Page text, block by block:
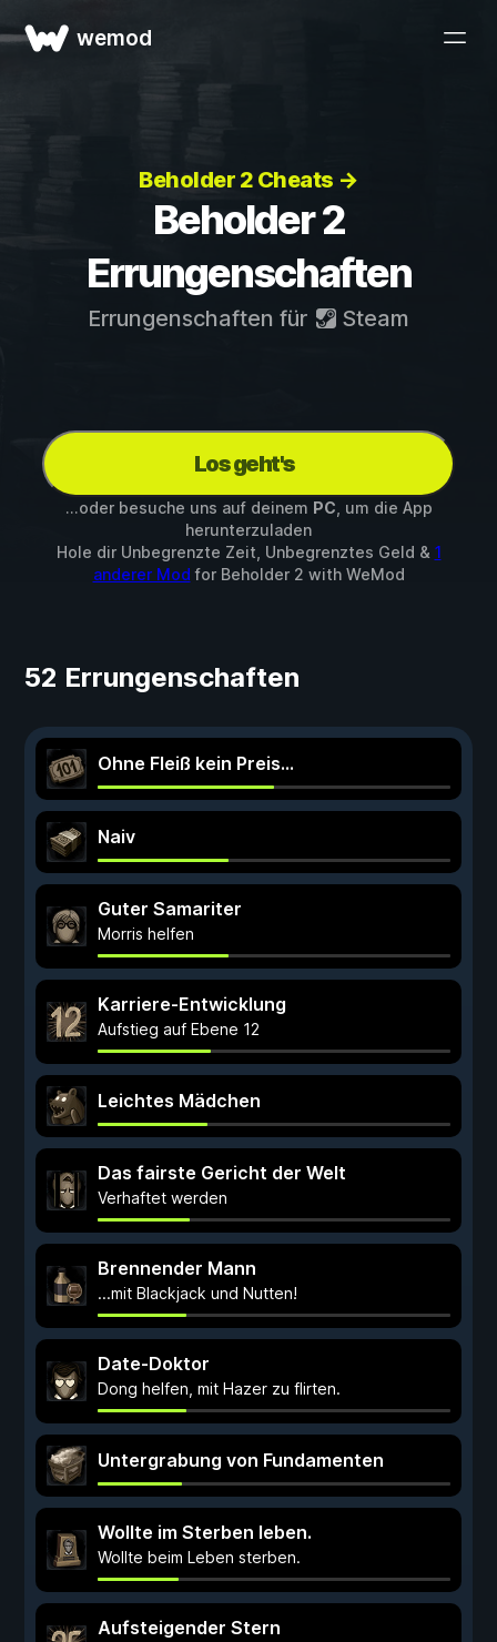
wemod
Beholder 2 Cheats →
Beholder 2
Errungenschaften
Errungenschaften für Steam
Los geht's
...oder besuche uns auf deinem PC , um die App
herunterzuladen
Hole dir Unbegrenzte Zeit, Unbegrenztes Geld & 1
anderer Mod for Beholder 2 with WeMod
52 Errungenschaften
Ohne Fleiß kein Preis...
Naiv
Guter Samariter
Morris helfen
Karriere-Entwicklung
Aufstieg auf Ebene 12
Leichtes Mädchen
Das fairste Gericht der Welt
Verhaftet werden
Brennender Mann
...mit Blackjack und Nutten!
Date-Doktor
Dong helfen, mit Hazer zu flirten.
Untergrabung von Fundamenten
Wollte im Sterben leben.
Wollte beim Leben sterben.
Aufsteigender Stern